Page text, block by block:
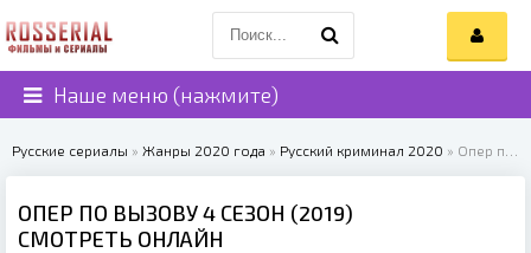
Наше меню (нажмите)
Русские сериалы » Жанры 2020 года » Русский криминал 2020 » Опер по вызову 4 сезон (2019)
ОПЕР ПО ВЫЗОВУ 4 СЕЗОН (2019)
СМОТРЕТЬ ОНЛАЙН